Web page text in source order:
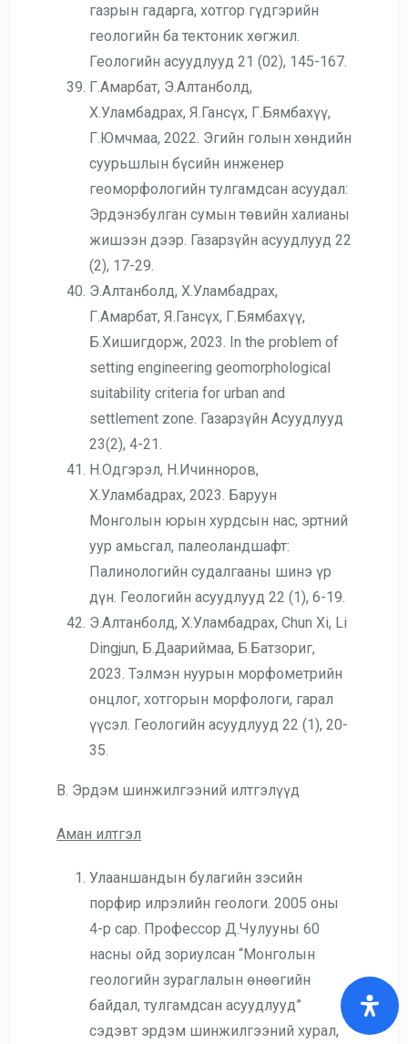
газрын гадарга, хотгор гүдгэрийн
геологийн ба тектоник хөгжил.
Геологийн асуудлууд 21 (02), 145-167.
Г.Амарбат, Э.Алтанболд,
Х.Уламбадрах, Я.Гансүх, Г.Бямбахүү,
Г.Юмчмаа, 2022. Эгийн голын хөндийн
суурьшлын бүсийн инженер
геоморфологийн тулгамдсан асуудал:
Эрдэнэбулган сумын төвийн халианы
жишээн дээр. Газарзүйн асуудлууд 22
(2), 17-29.
Э.Алтанболд, Х.Уламбадрах,
Г.Амарбат, Я.Гансүх, Г.Бямбахүү,
Б.Хишигдорж, 2023. In the problem of
setting engineering geomorphological
suitability criteria for urban and
settlement zone. Газарзүйн Асуудлууд
23(2), 4-21.
Н.Одгэрэл, Н.Ичинноров,
Х.Уламбадрах, 2023. Баруун
Монголын юрын хурдсын нас, эртний
уур амьсгал, палеоландшафт:
Палинологийн судалгааны шинэ үр
дүн. Геологийн асуудлууд 22 (1), 6-19.
Э.Алтанболд, Х.Уламбадрах, Chun Xi, Li
Dingjun, Б.Даариймаа, Б.Батзориг,
2023. Тэлмэн нуурын морфометрийн
онцлог, хотгорын морфологи, гарал
үүсэл. Геологийн асуудлууд 22 (1), 20-
35.
В. Эрдэм шинжилгээний илтгэлүүд
Аман илтгэл
Улааншандын булагийн зэсийн
порфир илрэлийн геологи. 2005 оны
4-р сар. Профессор Д.Чулууны 60
насны ойд зориулсан “Монголын
геологийн зураглалын өнөөгийн
байдал, тулгамдсан асуудлууд”
сэдэвт эрдэм шинжилгээний хурал,